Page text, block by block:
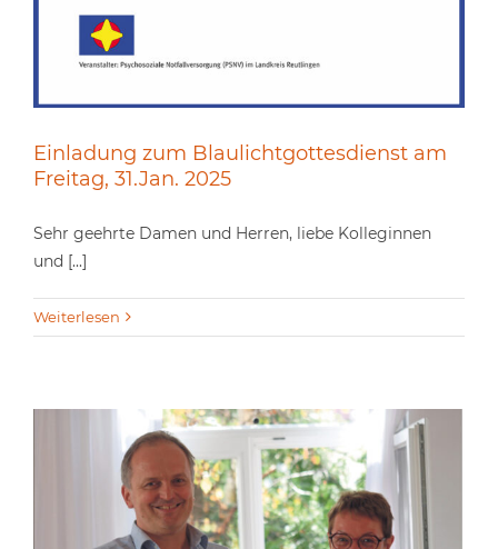
Einladung zum Blaulichtgottesdienst am
Freitag, 31.Jan. 2025
Sehr geehrte Damen und Herren, liebe Kolleginnen
und [...]
Weiterlesen